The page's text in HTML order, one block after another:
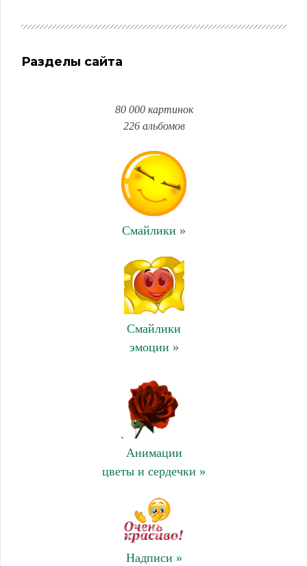
Разделы сайта
80 000 картинок
226 альбомов
Смайлики »
Смайлики
эмоции »
Анимации
цветы и сердечки »
Надписи »